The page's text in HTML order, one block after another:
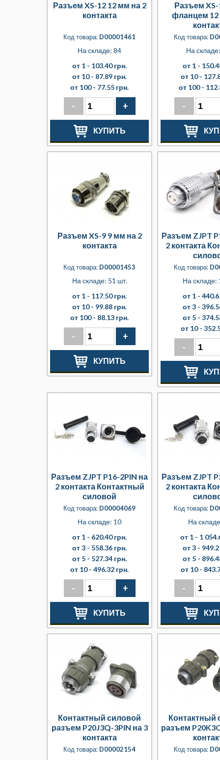
Разъем XS-12 12 мм на 2
контакта
Код товара: D00001461
На складе: 84
от 1 - 103.40 грн.
от 10 - 87.89 грн.
от 100 - 77.55 грн.
- +
КУПИТЬ
Разъем XS-
фланцем 12
Код товара:
На
от 1 -
от 10 -
от 100 -
-
Разъем XS-9 9 мм на 2
контакта
Код товара: D00001453
На складе: 51 шт.
от 1 - 117.50 грн.
от 10 - 99.88 грн.
от 100 - 88.13 грн.
- +
КУПИТЬ
Разъем ZJPT
2 контакта
Код товара:
На складе:
от 1 -
от 3 -
от 5 -
от 10 -
-
Разъем ZJPT P16-2PIN на
2 контакта Контактный
силовой
Код товара: D00004069
На складе: 10
от 1 - 620.40 грн.
от 3 - 558.36 грн.
от 5 - 527.34 грн.
от 10 - 496.32 грн.
- +
КУПИТЬ
Разъем ZJPT
2 контакта
Код товара:
На
от 1 - 1
от 3 -
от 5 -
от 10 -
-
Контактный силовой
разъем P20J3Q-3PIN на 3
контакта
Код товара: D00002154
Контактный
разъем
Код товара: